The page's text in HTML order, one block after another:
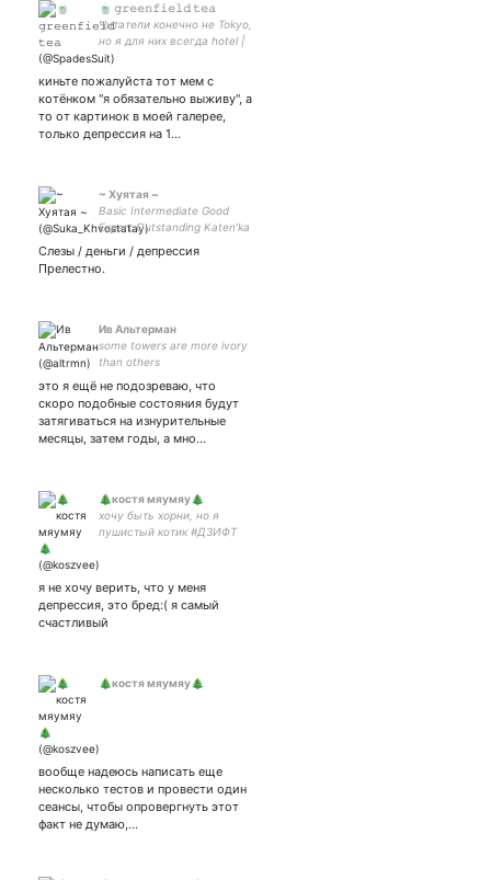
🍵 𝚐𝚛𝚎𝚎𝚗𝚏𝚒𝚎𝚕𝚍 𝚝𝚎𝚊
Читатели конечно не Tokyo,
но я для них всегда hotel |
intp | жабная фея🐸💕 | K1-
киньте пожалуйста тот мем с
котёнком "я обязательно выживу", а
то от картинок в моей галерее,
только депрессия на 1…
~ Хуятая ~
Basic Intermediate Good
Expert Outstanding Katen’ka
Слезы / деньги / депрессия
Прелестно.
Ив Альтерман
some towers are more ivory
than others
это я ещё не подозреваю, что
скоро подобные состояния будут
затягиваться на изнурительные
месяцы, затем годы, а мно…
🎄костя мяумяу🎄
хочу быть хорни, но я
пушистый котик #ДЗИФТ
я не хочу верить, что у меня
депрессия, это бред:( я самый
счастливый
🎄костя мяумяу🎄
вообще надеюсь написать еще
несколько тестов и провести один
сеансы, чтобы опровергнуть этот
факт не думаю,…